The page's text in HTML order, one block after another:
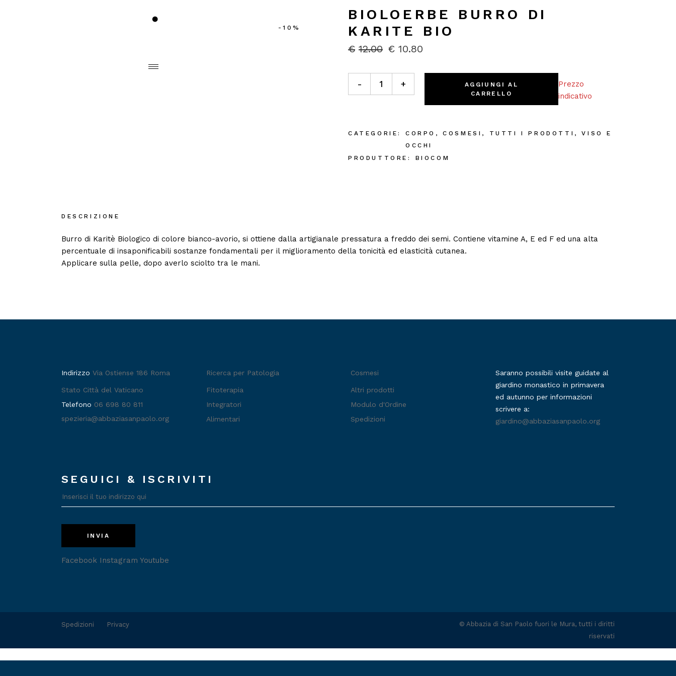
-10%
BIOLOERBE BURRO DI
KARITE BIO
€ 12.00
IL
ORIGINALE
ERA:
€12.00.
€ 10.80
IL
ATTUALE
€10.80.
Bioloerbe Burro di Karite Bio quantity
- +
AGGIUNGI AL
CARRELLO
Prezzo
indicativo
CATEGORIE: CORPO ,COSMESI , TUTTI I PRODOTTI ,VISO E
OCCHI
PRODUTTORE:
BIOCOM
DESCRIZIONE
Burro di Karitè Biologico di colore bianco-avorio, si ottiene dalla artigianale pressatura a freddo dei semi. Contiene vitamine A, E ed F ed una alta
percentuale di insaponificabili sostanze fondamentali per il miglioramento della tonicità ed elasticità cutanea.
Applicare sulla pelle, dopo averlo sciolto tra le mani.
Indirizzo Via Ostiense 186 Roma
Stato Città del Vaticano
Telefono 06 698 80 811
spezieria@abbaziasanpaolo.org
Ricerca per Patologia
Fitoterapia
Integratori
Alimentari
Cosmesi
Altri prodotti
Modulo d'Ordine
Spedizioni
Saranno possibili visite guidate al
giardino monastico in primavera
ed autunno per informazioni
scrivere a:
giardino@abbaziasanpaolo.org
SEGUICI & ISCRIVITI
INVIA
Facebook Instagram Youtube
Spedizioni Privacy © Abbazia di San Paolo fuori le Mura, tutti i diritti
riservati